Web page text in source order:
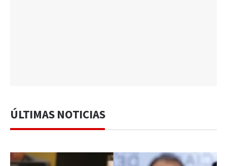
ÚLTIMAS NOTICIAS